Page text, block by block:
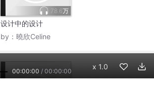
78.6万
设计中的设计
by： 曉欣Celine
00:00:00 / 00:00:00
x 1.0